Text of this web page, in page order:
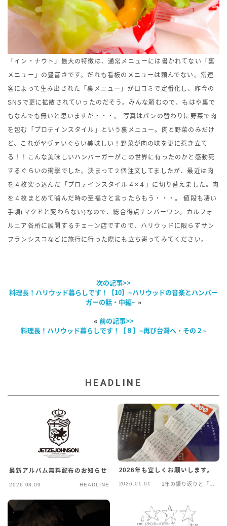
「イン・ナウト」最大の特徴は、通常メニューには書かれてない「裏
メニュー」の豊富さです。だれも看板のメニューは頼んでない。常連
客によって生み出された「裏メニュー」が口コミで定番化し、昨今の
SNSで更に拡散されていったのだそう。みんな頼むので、もはや裏で
もなんでも無いと思いますが・・・。 写真はパンの替わりに野菜で肉
を包む「プロテインスタイル」という裏メニュー。肉と野菜のみだけ
ど、これがヤヴァいぐらい美味しい！野菜が肉の味を更に惹き立て
る！！こんな美味しいハンバーガーがこの世界に有ったのかと感動死
するぐらいの衝撃でした。決まって２個注文してましたが、最近は肉
を４枚突っ込んだ「プロテインスタイル４×４」に切り替えました。肉
を４枚まとめて噛んだ時の至福さと言ったらもう・・・。 値段も凄い
手頃(マクドと変わらない)なので、総合得点ナンバーワン。カルフォ
ルニア各所に展開するチェーン店ですので、ハリウッドに限らずサン
フランシスコなどに旅行に行った際にも立ち寄ってみてください。
次の記事>>
料理長！ハリウッド暮らしです！【10】~ハリウッドの音楽とハンバー
ガーの話・中編~ »
« 前の記事>>
料理長！ハリウッド暮らしです！【８】~再び台灣へ・その２~
HEADLINE
最新アルバム無料配布のお知らせ
2026.03.09 HEADLINE
2026年も宜しくお願いします。
2026.01.01
1年の振り返りと「年